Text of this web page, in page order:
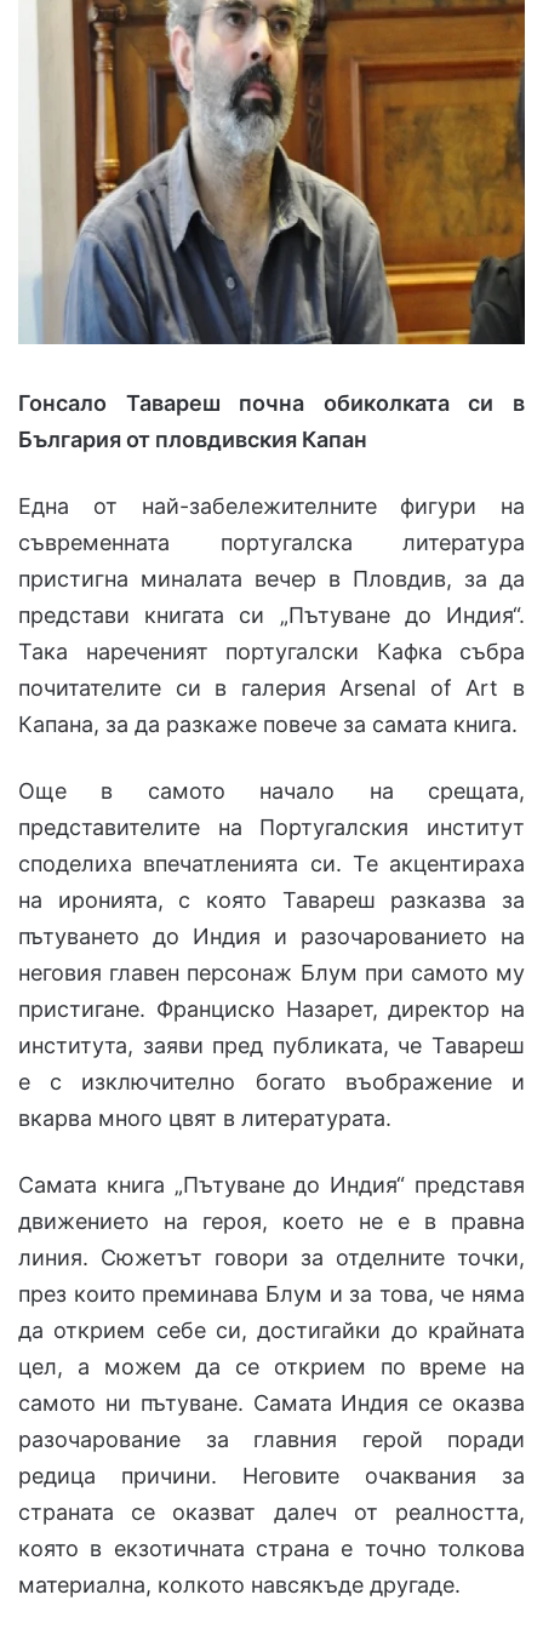
Гонсало Тавареш почна обиколката си в
България от пловдивския Капан
Една от най-забележителните фигури на
съвременната португалска литература
пристигна миналата вечер в Пловдив, за да
представи книгата си „Пътуване до Индия“.
Така нареченият португалски Кафка събра
почитателите си в галерия Arsenal of Art в
Капана, за да разкаже повече за самата книга.
Още в самото начало на срещата,
представителите на Португалския институт
споделиха впечатленията си. Те акцентираха
на иронията, с която Тавареш разказва за
пътуването до Индия и разочарованието на
неговия главен персонаж Блум при самото му
пристигане. Франциско Назарет, директор на
института, заяви пред публиката, че Тавареш
е с изключително богато въображение и
вкарва много цвят в литературата.
Самата книга „Пътуване до Индия“ представя
движението на героя, което не е в правна
линия. Сюжетът говори за отделните точки,
през които преминава Блум и за това, че няма
да открием себе си, достигайки до крайната
цел, а можем да се открием по време на
самото ни пътуване. Самата Индия се оказва
разочарование за главния герой поради
редица причини. Неговите очаквания за
страната се оказват далеч от реалността,
която в екзотичната страна е точно толкова
материална, колкото навсякъде другаде.